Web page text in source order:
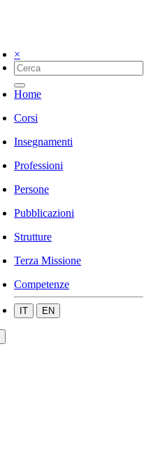
×
Home
Corsi
Insegnamenti
Professioni
Persone
Pubblicazioni
Strutture
Terza Missione
Competenze
IT EN